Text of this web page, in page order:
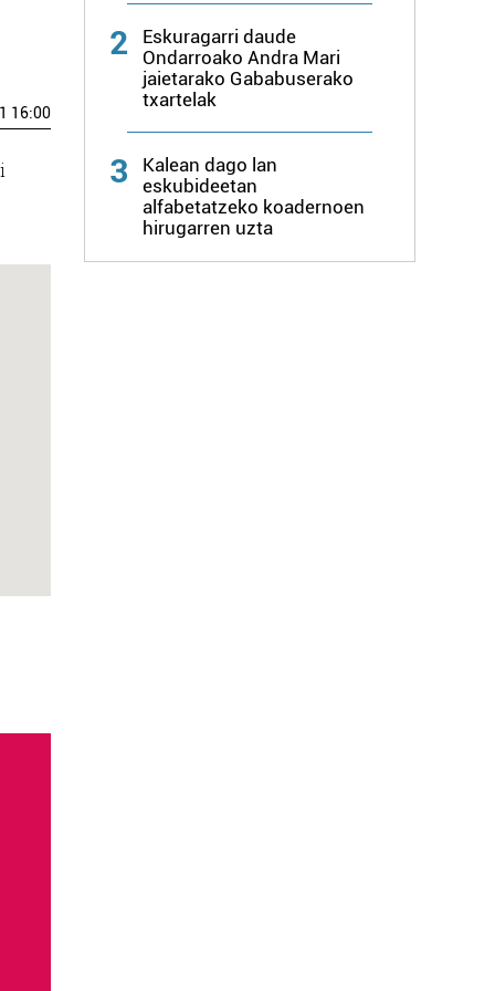
16:00
2
Eskuragarri daude
Ondarroako Andra Mari
jaietarako Gababuserako
txartelak
3
Kalean dago lan
eskubideetan
alfabetatzeko koadernoen
hirugarren uzta